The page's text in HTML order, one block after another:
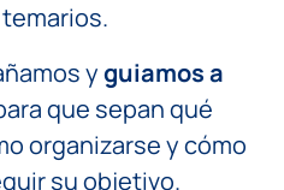
yguiamos a
que sepan qué
organizarse y cómo
su objetivo.